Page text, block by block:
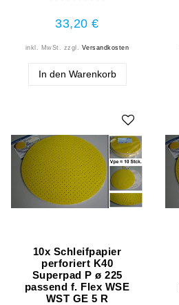
33,20 €
inkl. MwSt. zzgl. Versandkosten
In den Warenkorb
10x Schleifpapier
perforiert K40
Superpad P ø 225
passend f. Flex WSE
WST GE 5 R